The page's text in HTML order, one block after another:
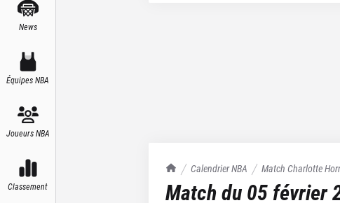
News
Équipes NBA
Joueurs NBA
Classement
TrashTalk Actu NBA
Calendrier NBA Match Charlotte
Match du 05 février